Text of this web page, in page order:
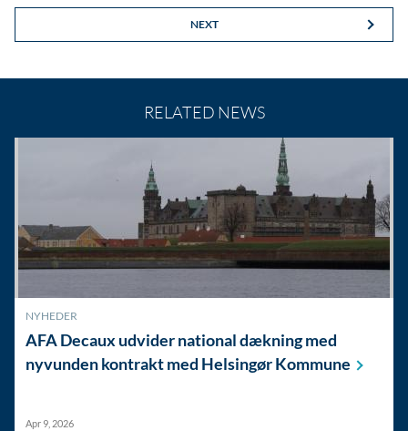
NEXT
RELATED NEWS
NYHEDER
AFA Decaux udvider national dækning med
nyvunden kontrakt med HelsingørKommune
Apr 9, 2026